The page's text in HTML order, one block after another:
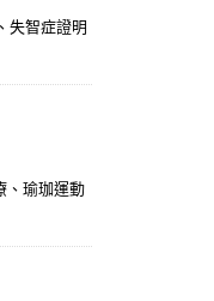
失智症證明
、瑜珈運動